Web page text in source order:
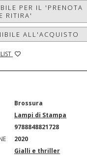
PER IL 'PRENOTA
E RITIRA'
ALL'ACQUISTO
Brossura
Lampi di Stampa
9788848821728
2020
Gialli e thriller